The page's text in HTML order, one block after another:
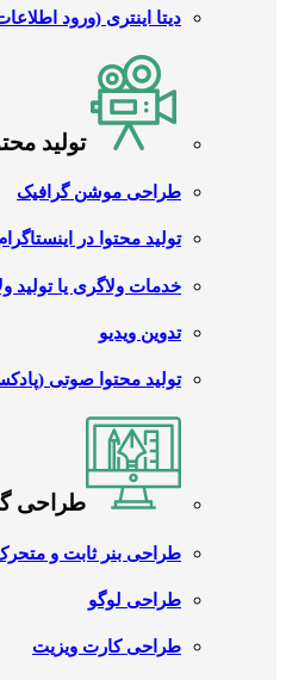
دیتا اینتری (ورود
تولید
طراحی موشن گرافیک
تولید محتوا در
خدمات ولاگری یا تولید
تدوین ویدیو
تولید محتوا صوتی
طراحی
طراحی بنر ثابت و
طراحی لوگو
طراحی کارت ویزیت